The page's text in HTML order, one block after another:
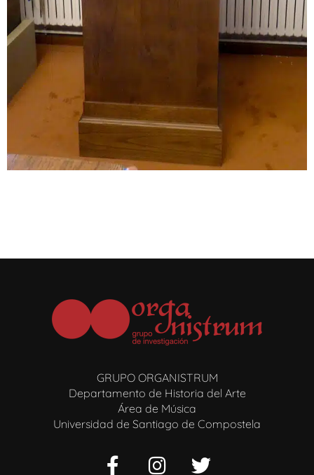
GRUPO ORGANISTRUM
Departamento de Historia del Arte
Área de Música
Universidad de Santiago de Compostela